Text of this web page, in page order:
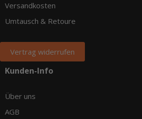
Versandkosten
Umtausch & Retoure
Vertrag widerrufen
Kunden-Info
Über uns
AGB